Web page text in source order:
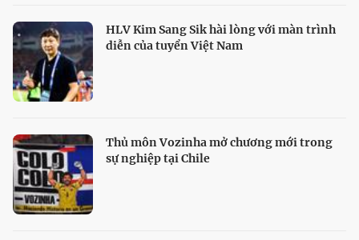
HLV Kim Sang Sik hài lòng với màn trình
diễn của tuyển Việt Nam
Thủ môn Vozinha mở chương mới trong
sự nghiệp tại Chile